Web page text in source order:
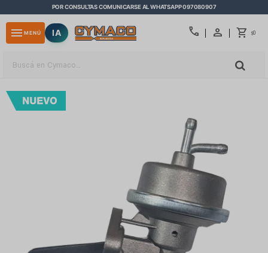
POR CONSULTAS COMUNICARSE AL WHATSAPP 097080907
call $0
menu MENÚ IA
close